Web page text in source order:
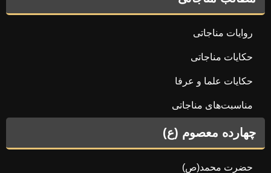
روایات مناجاتی
حکایات مناجاتی
حکایات علما و عرفا
مناسبت‌های مناجاتی
چهارده معصوم (ع)
حضرت محمد(ص)